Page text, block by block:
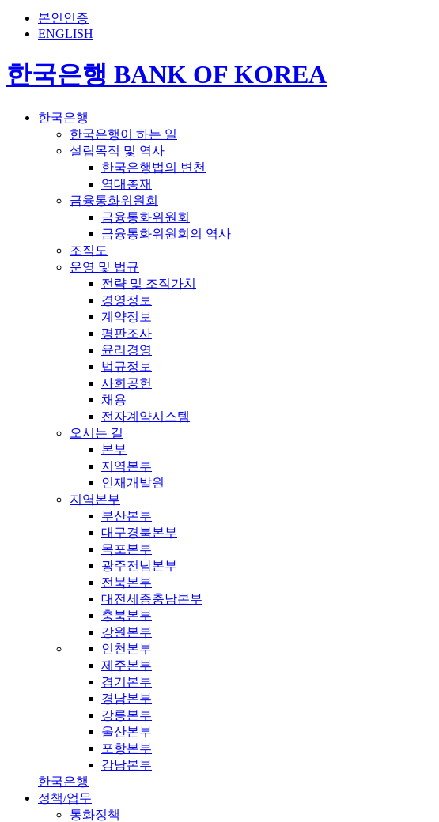
본인인증
ENGLISH
한국은행 BANK OF KOREA
한국은행
한국은행이 하는 일
설립목적 및 역사
한국은행법의 변천
역대총재
금융통화위원회
금융통화위원회
금융통화위원회의 역사
조직도
운영 및 법규
전략 및 조직가치
경영정보
계약정보
평판조사
윤리경영
법규정보
사회공헌
채용
전자계약시스템
오시는 길
본부
지역본부
인재개발원
지역본부
부산본부
대구경북본부
목포본부
광주전남본부
전북본부
대전세종충남본부
충북본부
강원본부
인천본부
제주본부
경기본부
경남본부
강릉본부
울산본부
포항본부
강남본부
한국은행
정책/업무
통화정책